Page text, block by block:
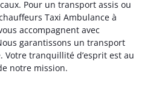
Pour un transport assis ou
Taxi Ambulance à
accompagnent avec
garantissons un transport
Votre tranquillité d’esprit est au
notre mission.